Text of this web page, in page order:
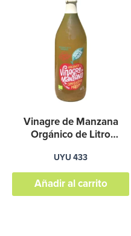
Vinagre de Manzana
Orgánico de Litro
UYU 433
Añadir al carrito